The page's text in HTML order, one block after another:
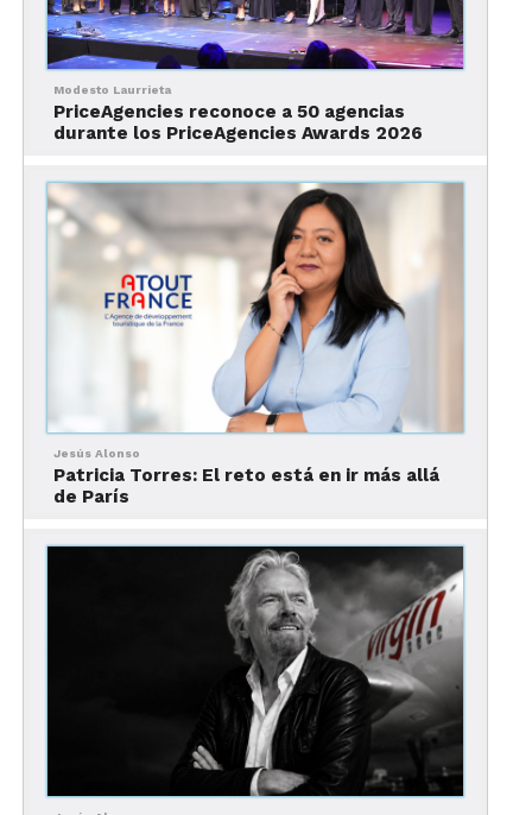
Lee nuestra Entrevita
Al principio, Jorge no entendía qué significaba eso.
divertirlos y hacer que amaran México. Lo que
sonaba ajeno terminó convirtiéndose en destino.
El primer día que entró a estudiar turismo sintió
un clic. Lo describe como un pez que vuelve al
agua. A partir de ahí, el camino dejó de parecer
improvisado y empezó a tomar forma.
La primera escuela del
turismo receptivo
Su primera escuela real fue el turismo receptivo.
aprendió desde la operación. Trabajó con viajeros
de alto nivel, conoció hoteles emblemáticos,
entendió el valor del trato personal y descubrió
que mostrar México exige mucho más que saber
describir un sitio. Hay que recibir, mover, resolver,
acompañar y cuidar cada detalle. Esa fue la semilla
Modesto Laurrieta
PriceAgencies reconoce a 50 agencias
durante los PriceAgencies Awards 2026
Jesús Alonso
Patricia Torres: El reto está en ir más allá
de París